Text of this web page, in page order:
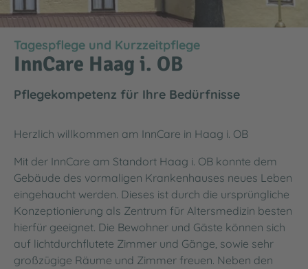
Tagespflege und Kurzzeitpflege
InnCare Haag i. OB
Pflegekompetenz für Ihre Bedürfnisse
Herzlich willkommen am InnCare in Haag i. OB
Mit der InnCare am Standort Haag i. OB konnte dem
Gebäude des vormaligen Krankenhauses neues Leben
eingehaucht werden. Dieses ist durch die ursprüngliche
Konzeptionierung als Zentrum für Altersmedizin besten
hierfür geeignet. Die Bewohner und Gäste können sich
auf lichtdurchflutete Zimmer und Gänge, sowie sehr
großzügige Räume und Zimmer freuen. Neben den